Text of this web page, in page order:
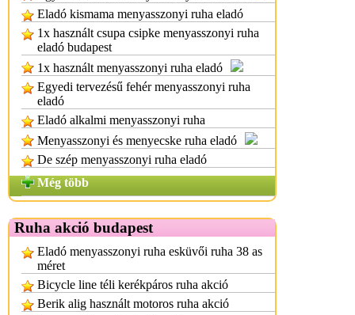
Eladó kismama menyasszonyi ruha eladó
1x használt csupa csipke menyasszonyi ruha
eladó budapest
1x használt menyasszonyi ruha eladó
Egyedi tervezésű fehér menyasszonyi ruha
eladó
Eladó alkalmi menyasszonyi ruha
Menyasszonyi és menyecske ruha eladó
De szép menyasszonyi ruha eladó
Még több
Ruha akció budapest
Eladó menyasszonyi ruha esküvői ruha 38 as
méret
Bicycle line téli kerékpáros ruha akció
Berik alig használt motoros ruha akció